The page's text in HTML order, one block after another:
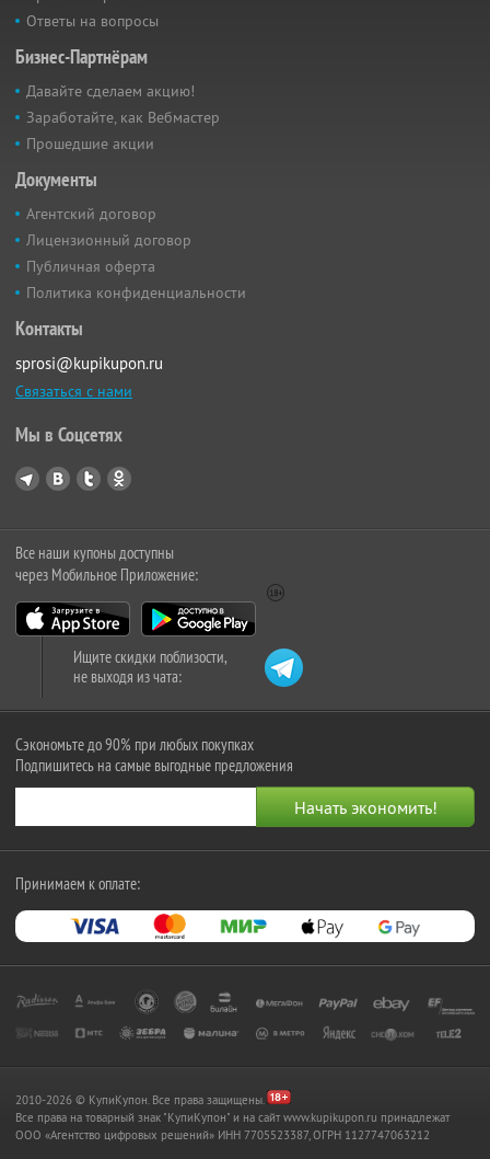
Ответы на вопросы
Бизнес-Партнёрам
Давайте сделаем акцию!
Заработайте, как Вебмастер
Прошедшие акции
Документы
Агентский договор
Лицензионный договор
Публичная оферта
Политика конфиденциальности
Контакты
sprosi@kupikupon.ru
Связаться с нами
Мы в Соцсетях
Все наши купоны доступны
через Мобильное Приложение:
Ищите скидки поблизости,
не выходя из чата:
Сэкономьте до 90% при любых покупках
Подпишитесь на самые выгодные предложения
Принимаем к оплате:
2010-2026 © КупиКупон. Все права защищены.
Все права на товарный знак "КупиКупон" и на сайт www.kupikupon.ru принадлежат
OOO «Агентство цифровых решений» ИНН 7705523387, ОГРН 1127747063212